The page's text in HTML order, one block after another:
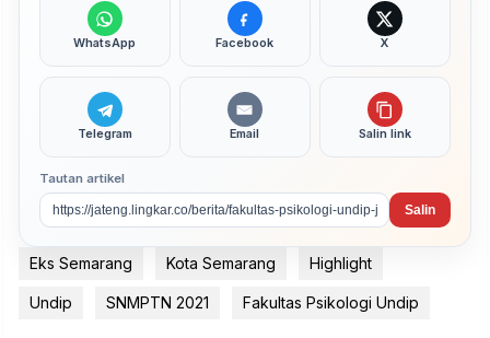
WhatsApp Facebook X
Telegram Email Salin link
Tautan artikel
Salin
Eks Semarang Kota Semarang Highlight
Undip SNMPTN 2021 Fakultas Psikologi Undip